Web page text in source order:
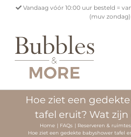
Vandaag vóór 10:00 uur besteld =
(muv zondag)
Hoe ziet een
tafel eruit? Wat
Home FAQs Reserveren & ruimtes
Hoe ziet een gedekte babyshower tafel